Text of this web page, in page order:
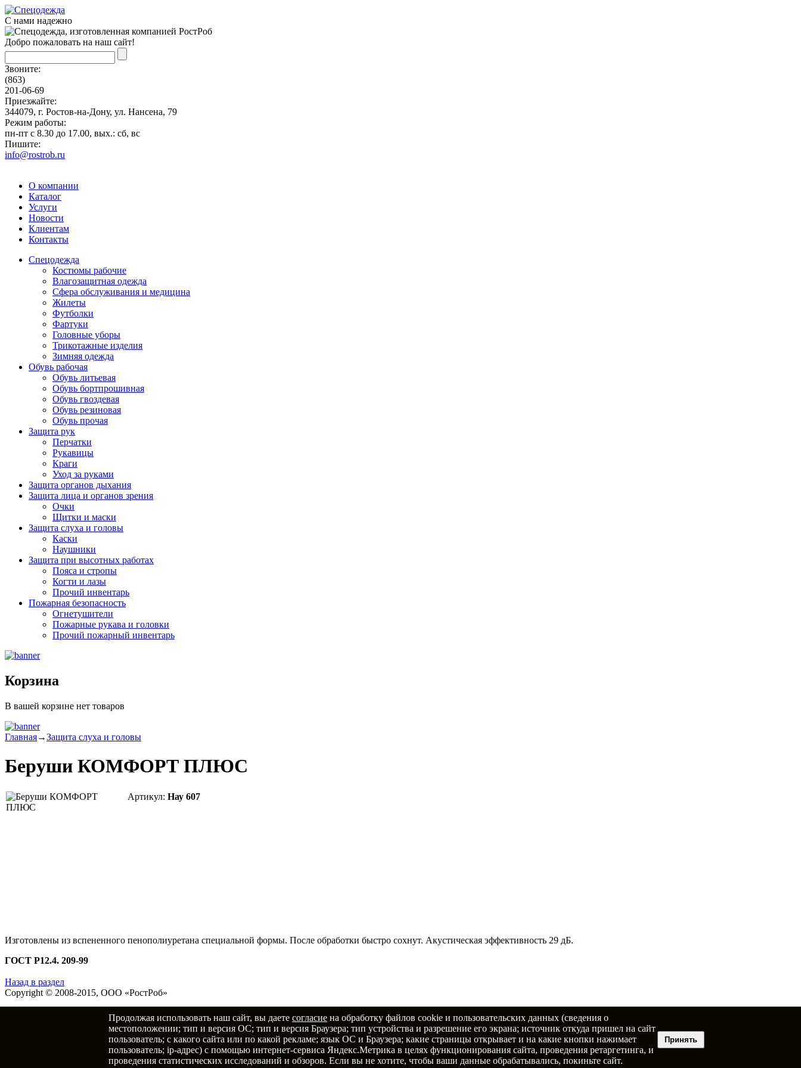
С нами надежно
Добро пожаловать на наш сайт!
Звоните:
(863)
201-06-69
Приезжайте:
344079, г. Ростов-на-Дону, ул. Нансена, 79
Режим работы:
пн-пт с 8.30 до 17.00, вых.: сб, вс
Пишите:
info@rostrob.ru
О компании
Каталог
Услуги
Новости
Клиентам
Контакты
Спецодежда
Костюмы рабочие
Влагозащитная одежда
Сфера обслуживания и медицина
Жилеты
Футболки
Фартуки
Головные уборы
Трикотажные изделия
Зимняя одежда
Обувь рабочая
Обувь литьевая
Обувь бортпрошивная
Обувь гвоздевая
Обувь резиновая
Обувь прочая
Защита рук
Перчатки
Рукавицы
Краги
Уход за руками
Защита органов дыхания
Защита лица и органов зрения
Очки
Щитки и маски
Защита слуха и головы
Каски
Наушники
Защита при высотных работах
Пояса и стропы
Когти и лазы
Прочий инвентарь
Пожарная безопасность
Огнетушители
Пожарные рукава и головки
Прочий пожарный инвентарь
Корзина
В вашей корзине нет товаров
Главная→Защита слуха и головы
Беруши КОМФОРТ ПЛЮС
Артикул: Нау 607
Изготовлены из вспененного пенополиуретана специальной формы. После обработки быстро сохнут. Акустическая эффективность 29 дБ.
ГОСТ Р12.4. 209-99
Назад в раздел
Copyright © 2008-2015, ООО «РостРоб»
Политика конфиденциальности
г. Ростов-на-Дону,ул. Таганрогская 106, ООО ПТЦ "РостРоб".
+7 (863) 206-00-01,+7 (863) 206-00-02,+7 (863) 201-06-69
Продолжая использовать наш сайт, вы даете согласие на обработку файлов cookie и пользовательских данных (сведения о
местоположении; тип и версия ОС; тип и версия Браузера; тип устройства и разрешение его экрана; источник откуда пришел на сайт
пользователь; с какого сайта или по какой рекламе; язык ОС и Браузера; какие страницы открывает и на какие кнопки нажимает
пользователь; ip-адрес) с помощью интернет-сервиса Яндекс.Метрика в целях функционирования сайта, проведения ретаргетинга, и
проведения статистических исследований и обзоров. Если вы не хотите, чтобы ваши данные обрабатывались, покиньте сайт.
Принять